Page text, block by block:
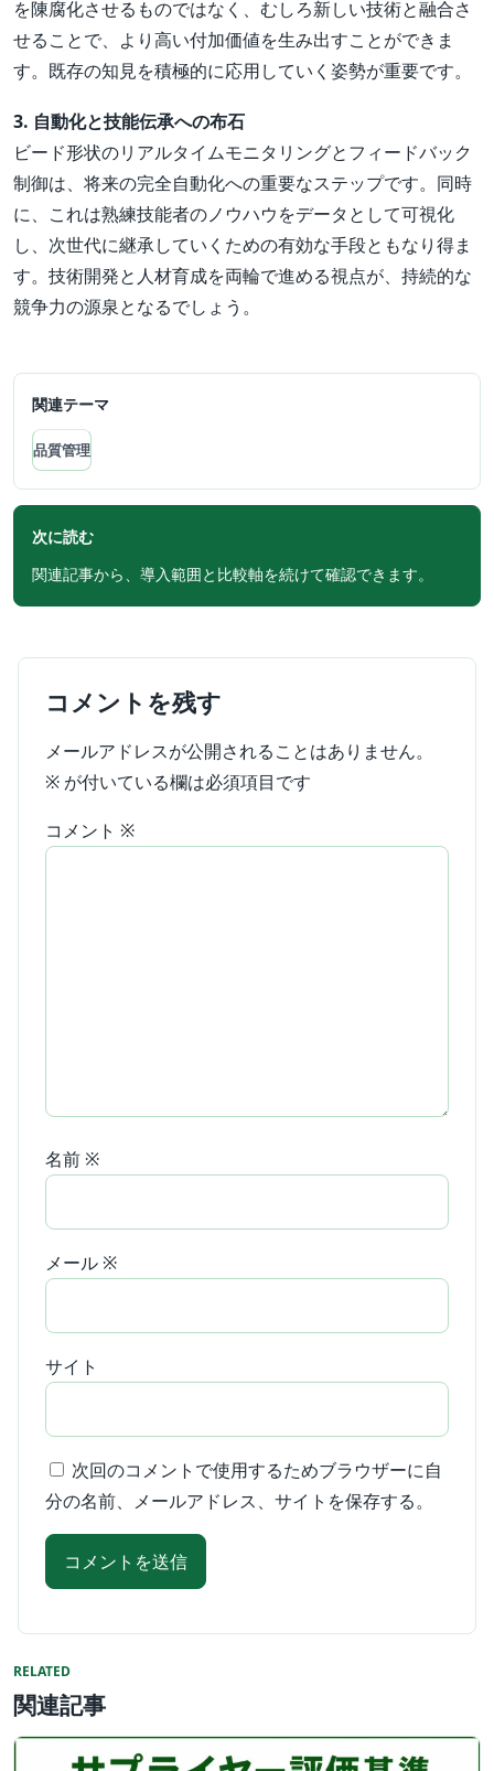
を陳腐化させるものではなく、むしろ新しい技術と融合さ
せることで、より高い付加価値を生み出すことができま
す。既存の知見を積極的に応用していく姿勢が重要です。
3. 自動化と技能伝承への布石
ビード形状のリアルタイムモニタリングとフィードバック
制御は、将来の完全自動化への重要なステップです。同時
に、これは熟練技能者のノウハウをデータとして可視化
し、次世代に継承していくための有効な手段ともなり得ま
す。技術開発と人材育成を両輪で進める視点が、持続的な
競争力の源泉となるでしょう。
関連テーマ
品質管理
次に読む
関連記事から、導入範囲と比較軸を続けて確認できます。
コメントを残す
メールアドレスが公開されることはありません。
※ が付いている欄は必須項目です
コメント ※
名前 ※
メール ※
サイト
次回のコメントで使用するためブラウザーに自
分の名前、メールアドレス、サイトを保存する。
RELATED
関連記事